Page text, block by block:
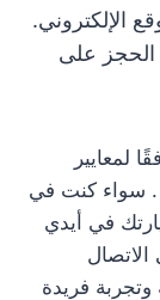
الإلكتروني.
الحجز على
لمعايير
. سواء كنت في
في أيدي
فريدة